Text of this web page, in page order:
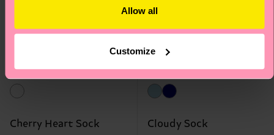
Allow all
Customize
Cherry Heart Sock
Cloudy Sock